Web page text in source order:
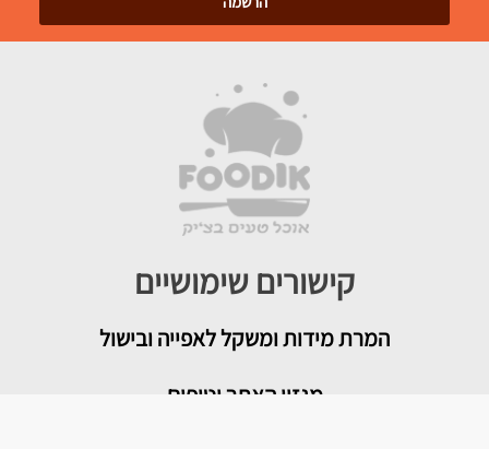
קישורים שימושיים
המרת מידות ומשקל לאפייה ובישול
מגזין האתר וטיפים